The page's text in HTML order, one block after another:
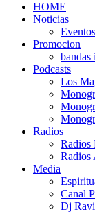
HOME
Noticias
Eventos
Promocion
bandas
Podcasts
Los
Radios
Radios
Radios
Media
Canal
Dj